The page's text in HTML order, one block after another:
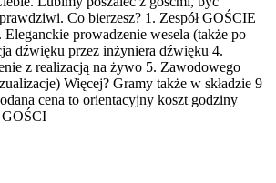
Co bierzesz? 1. Zespół GOŚCIE
prowadzenie wesela (także po
dźwięku przez inżyniera dźwięku 4.
z realizacją na żywo 5. Zawodowego
Więcej? Gramy także w składzie 9
cena to orientacyjny koszt godziny
GOŚCI